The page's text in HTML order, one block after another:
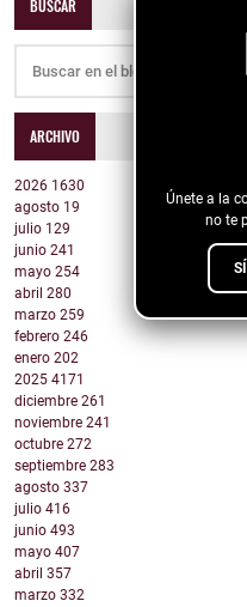
Únete a la
no te
BUSCAR
ARCHIVO
2026 1630
agosto 19
julio 129
junio 241
mayo 254
abril 280
marzo 259
febrero 246
enero 202
2025 4171
diciembre 261
noviembre 241
octubre 272
septiembre 283
agosto 337
julio 416
junio 493
mayo 407
abril 357
marzo 332